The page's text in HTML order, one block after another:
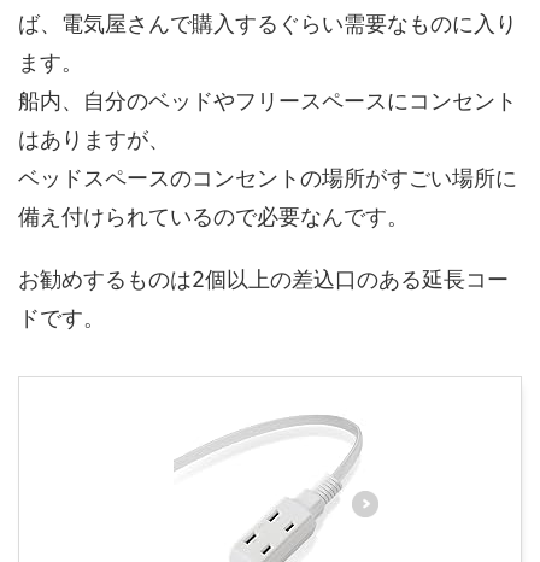
ば、電気屋さんで購入するぐらい需要なものに入り
ます。
船内、自分のベッドやフリースペースにコンセント
はありますが、
ベッドスペースのコンセントの場所がすごい場所に
備え付けられているので必要なんです。
お勧めするものは2個以上の差込口のある延長コー
ドです。